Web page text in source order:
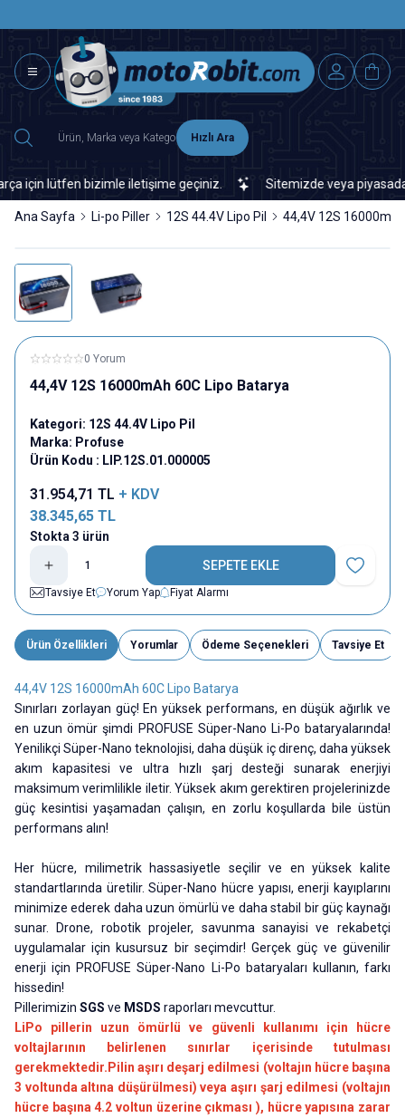
Hızlı Ara
lütfen bizimle iletişime geçiniz. Sitemizde veya piyasada
Ana Sayfa Li-po Piller 12S 44.4V Lipo Pil 44,4V 12S
0 Yorum
44,4V 12S 16000mAh 60C Lipo Batarya
Kategori: 12S 44.4V Lipo Pil
Marka: Profuse
Ürün Kodu : LIP.12S.01.000005
31.954,71 TL + KDV
38.345,65 TL
Stokta 3 ürün
SEPETE EKLE
Favoriye
Tavsiye Et
Yorum Yap Fiyat Alarmı
Ürün Özellikleri Yorumlar Ödeme Seçenekleri Tavsiye Et
44,4V 12S 16000mAh 60C Lipo Batarya
Sınırları zorlayan güç! En yüksek performans, en düşük ağırlık ve
en uzun ömür şimdi PROFUSE Süper-Nano Li-Po bataryalarında!
Yenilikçi Süper-Nano teknolojisi, daha düşük iç direnç, daha yüksek
akım kapasitesi ve ultra hızlı şarj desteği sunarak enerjiyi
maksimum verimlilikle iletir. Yüksek akım gerektiren projelerinizde
güç kesintisi yaşamadan çalışın, en zorlu koşullarda bile üstün
performans alın!
Her hücre, milimetrik hassasiyetle seçilir ve en yüksek kalite
standartlarında üretilir. Süper-Nano hücre yapısı, enerji kayıplarını
minimize ederek daha uzun ömürlü ve daha stabil bir güç kaynağı
sunar. Drone, robotik projeler, savunma sanayisi ve rekabetçi
uygulamalar için kusursuz bir seçimdir! Gerçek güç ve güvenilir
enerji için PROFUSE Süper-Nano Li-Po bataryaları kullanın, farkı
hissedin!
Pillerimizin SGS ve MSDS raporları mevcuttur.
LiPo pillerin uzun ömürlü ve güvenli kullanımı için hücre
voltajlarının belirlenen sınırlar içerisinde tutulması
gerekmektedir.Pilin aşırı deşarj edilmesi (voltajın hücre başına
3 voltunda altına düşürülmesi) veya aşırı şarj edilmesi (voltajın
hücre başına 4.2 voltun üzerine çıkması ), hücre yapısına zarar